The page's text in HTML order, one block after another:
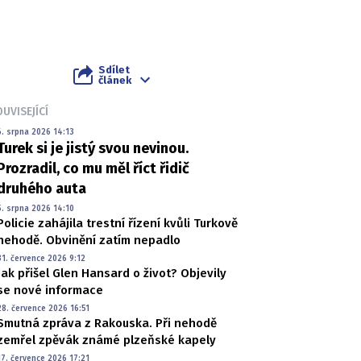
Sdílet
článek
srpna 2026 14:13
si je jistý svou nevinou.
co mu měl říct řidič
auta
srpna 2026 14:10
zahájila trestní řízení kvůli Turkově
Obvinění zatím nepadlo
července 2026 9:12
přišel Glen Hansard o život? Objevily
nové informace
července 2026 16:51
zpráva z Rakouska. Při nehodě
zpěvák známé plzeňské kapely
července 2026 17:21